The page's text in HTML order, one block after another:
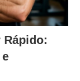
Rápido: